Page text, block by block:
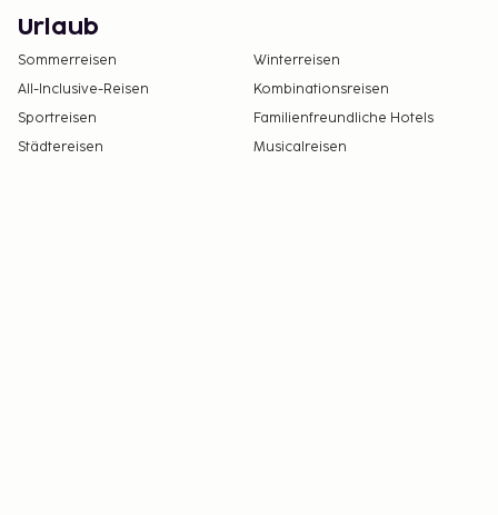
Urlaub
Sommerreisen
Winterreisen
All-Inclusive-Reisen
Kombinationsreisen
Sportreisen
Familienfreundliche Hotels
Städtereisen
Musicalreisen